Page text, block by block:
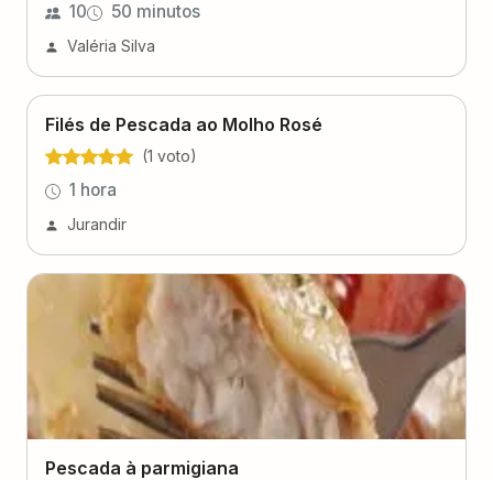
10 50 minutos
Valéria Silva
Filés de Pescada ao Molho Rosé
(1 voto)
1 hora
Jurandir
Pescada à parmigiana